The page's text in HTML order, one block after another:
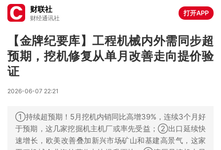
财联社
财经通讯社
打开APP
【金牌纪要库】工程机械内外需同步超
预期，挖机修复从单月改善走向提价验
证
2026-06-07 22:21
①持续超预期！5月挖机内销同比高增39%，连续3个月好
于预期，这几家挖掘机主机厂或率先受益；②出口延续快
速增长，欧美改善叠加新兴市场矿山和基建高景气，这家